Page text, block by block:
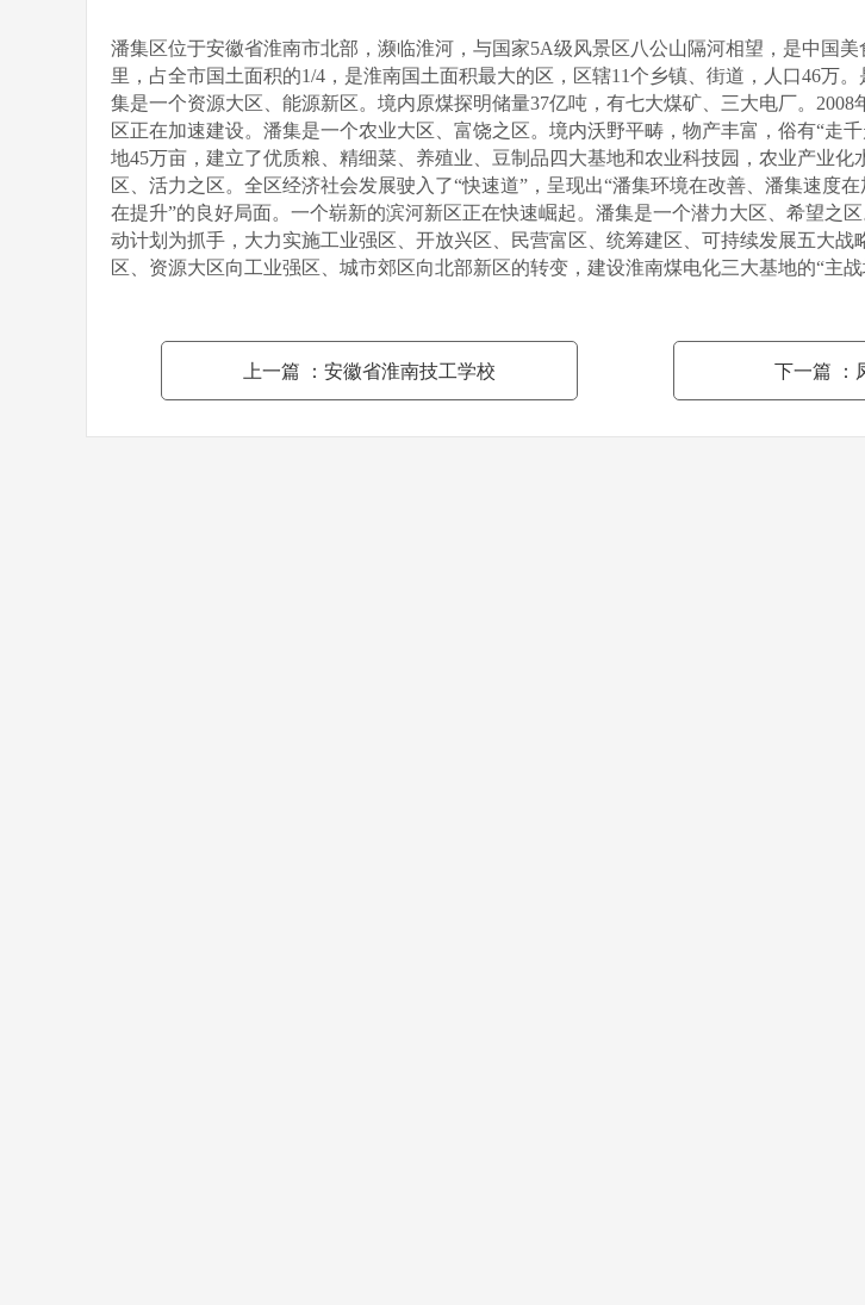
潘集区位于安徽省淮南市北部，濒临淮河，与国家5A级风景区八公山隔河相望，是中国
里，占全市国土面积的1/4 ，是淮南国土面积最大的区，区辖11个乡镇、街道，人口46万。
集是一个资源大区、能源新区。 境内原煤探明储量37亿吨，有七大煤矿、三大电厂。 2008
区正在加速建设。 潘集是一个农业大区、富饶之区。 境内沃野平畴，物产丰富，俗有“走
地45万亩，建立了优质粮、精细菜、养殖业、豆制品四大基地和农业科技园，农业产业化
区、活力之区。全区经济社会发展驶入了“快速道”，呈现出“潘集环境在改善、潘集速度
在提升”的良好局面。一个崭新的滨河新区正在快速崛起。 潘集是一个潜力大区、希望之区
动计划为抓手，大力实施工业强区、开放兴区、民营富区、统筹建区、可持续发展五大战
区、资源大区向工业强区、城市郊区向北部新区的转变，建设淮南煤电化三大基地的“主战
上一篇 ：安徽省淮南技工学校 下一篇